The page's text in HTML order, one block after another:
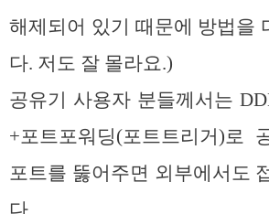
해제되어 있기 때문에 방법을
다. 저도 잘 몰라요.)
공유기 사용자 분들께서는
+포트포워딩(포트트리거)로
포트를 뚫어주면 외부에서도
다.